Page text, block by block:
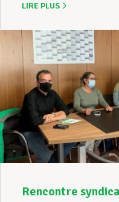
LIRE PLUS
Rencontre